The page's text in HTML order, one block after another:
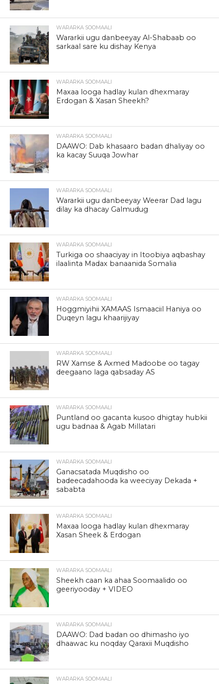
WARARKA SOOMAALI
Wararkii ugu danbeeyay Al-Shabaab oo
sarkaal sare ku dishay Kenya
WARARKA SOOMAALI
Maxaa looga hadlay kulan dhexmaray
Erdogan & Xasan Sheekh?
WARARKA SOOMAALI
DAAWO: Dab khasaaro badan dhaliyay oo
ka kacay Suuqa Jowhar
WARARKA SOOMAALI
Wararkii ugu danbeeyay Weerar Dad lagu
dilay ka dhacay Galmudug
WARARKA SOOMAALI
Turkiga oo shaaciyay in Itoobiya aqbashay
ilaalinta Madax banaanida Somalia
WARARKA SOOMAALI
Hoggmiyihii XAMAAS Ismaaciil Haniya oo
Duqeyn lagu khaarijiyay
WARARKA SOOMAALI
RW Xamse & Axmed Madoobe oo tagay
deegaano laga qabsaday AS
WARARKA SOOMAALI
Puntland oo gacanta kusoo dhigtay hubkii
ugu badnaa & Agab Millatari
WARARKA SOOMAALI
Ganacsatada Muqdisho oo
badeecadahooda ka weeciyay Dekada +
sababta
WARARKA SOOMAALI
Maxaa looga hadlay kulan dhexmaray
Xasan Sheek & Erdogan
WARARKA SOOMAALI
Sheekh caan ka ahaa Soomaalido oo
geeriyooday + VIDEO
WARARKA SOOMAALI
DAAWO: Dad badan oo dhimasho iyo
dhaawac ku noqday Qaraxii Muqdisho
WARARKA SOOMAALI